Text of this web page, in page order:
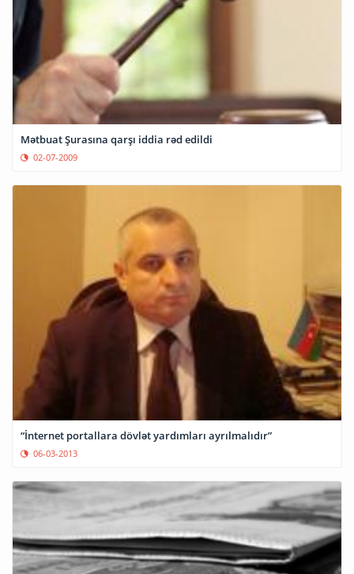
Mətbuat Şurasına qarşı iddia rəd edildi
02-07-2009
“İnternet portallara dövlət yardımları ayrılmalıdır”
06-03-2013